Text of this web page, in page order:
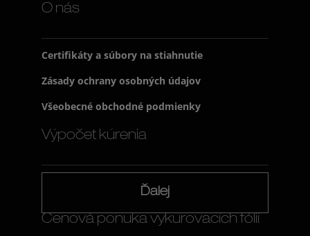
O nás
Certifikáty a súbory na stiahnutie
Zásady ochrany osobných údajov
Všeobecné obchodné podmienky
Výpočet kúrenia
Ďalej
Cenová ponuka vykurovacích fólií